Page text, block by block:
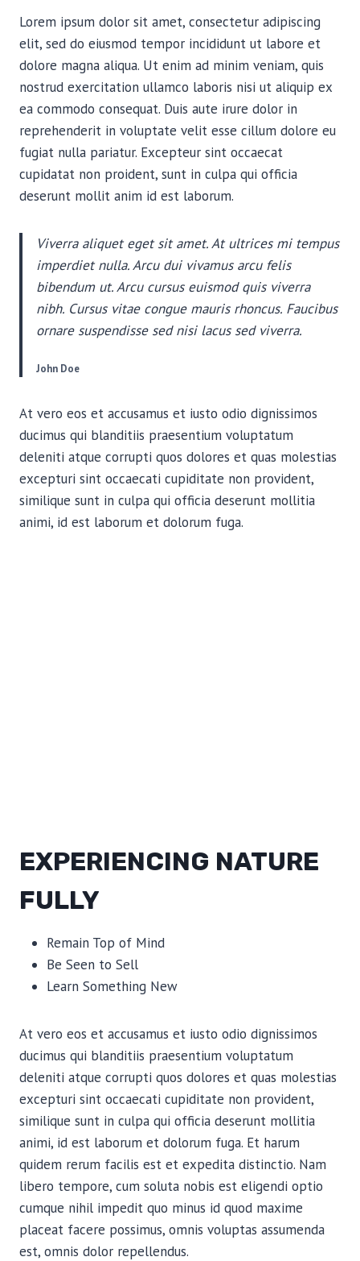
Lorem ipsum dolor sit amet, consectetur adipiscing
elit, sed do eiusmod tempor incididunt ut labore et
dolore magna aliqua. Ut enim ad minim veniam, quis
nostrud exercitation ullamco laboris nisi ut aliquip ex
ea commodo consequat. Duis aute irure dolor in
reprehenderit in voluptate velit esse cillum dolore eu
fugiat nulla pariatur. Excepteur sint occaecat
cupidatat non proident, sunt in culpa qui officia
deserunt mollit anim id est laborum.
Viverra aliquet eget sit amet. At ultrices mi tempus
imperdiet nulla. Arcu dui vivamus arcu felis
bibendum ut. Arcu cursus euismod quis viverra
nibh. Cursus vitae congue mauris rhoncus. Faucibus
ornare suspendisse sed nisi lacus sed viverra.
John Doe
At vero eos et accusamus et iusto odio dignissimos
ducimus qui blanditiis praesentium voluptatum
deleniti atque corrupti quos dolores et quas molestias
excepturi sint occaecati cupiditate non provident,
similique sunt in culpa qui officia deserunt mollitia
animi, id est laborum et dolorum fuga.
EXPERIENCING NATURE
FULLY
Remain Top of Mind
Be Seen to Sell
Learn Something New
At vero eos et accusamus et iusto odio dignissimos
ducimus qui blanditiis praesentium voluptatum
deleniti atque corrupti quos dolores et quas molestias
excepturi sint occaecati cupiditate non provident,
similique sunt in culpa qui officia deserunt mollitia
animi, id est laborum et dolorum fuga. Et harum
quidem rerum facilis est et expedita distinctio. Nam
libero tempore, cum soluta nobis est eligendi optio
cumque nihil impedit quo minus id quod maxime
placeat facere possimus, omnis voluptas assumenda
est, omnis dolor repellendus.